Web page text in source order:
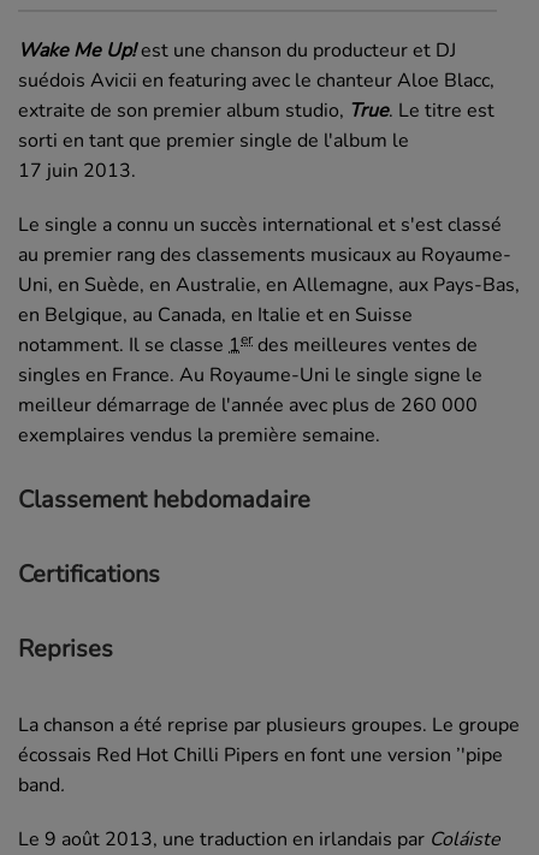
Wake Me Up!est une chanson du producteur et DJ
suédois Avicii en featuring avec le chanteur Aloe Blacc,
extraite de son premier album studio, True. Le titre est
sorti en tant que premier single de l'album le
17 juin 2013.
Le single a connu un succès international et s'est classé
au premier rang des classements musicaux au Royaume-
Uni, en Suède, en Australie, en Allemagne, aux Pays-Bas,
en Belgique, au Canada, en Italie et en Suisse
notamment. Il se classe 1er des meilleures ventes de
singles en France. Au Royaume-Uni le single signe le
meilleur démarrage de l'année avec plus de 260 000
exemplaires vendus la première semaine.
Classement hebdomadaire
Certifications
Reprises
La chanson a été reprise par plusieurs groupes. Le groupe
écossais Red Hot Chilli Pipers en font une version ’'pipe
band.
Le 9 août 2013, une traduction en irlandais par Coláiste